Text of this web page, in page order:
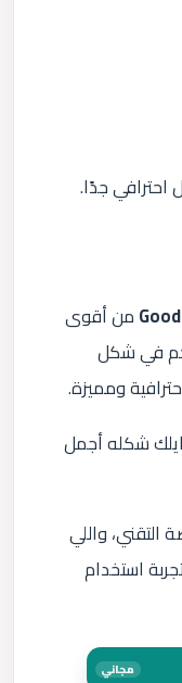
احترافي جدًا.
من أقوى
في شكل
ومميزة.
شكله أجمل
واللي
استخدام
مجاني